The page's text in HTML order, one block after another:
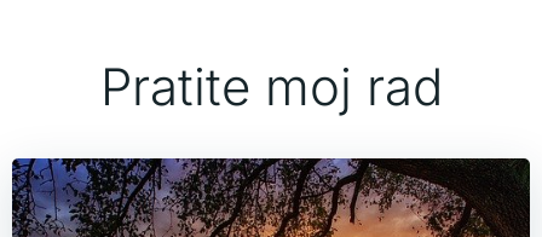
Pratite moj rad